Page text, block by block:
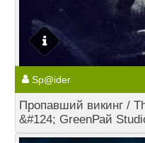
Sp@ider
Пропавший викинг /
&#124; GreenРай